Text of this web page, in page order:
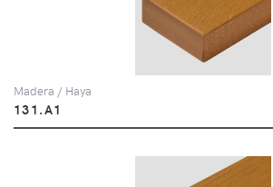
Madera / Haya
131.A1